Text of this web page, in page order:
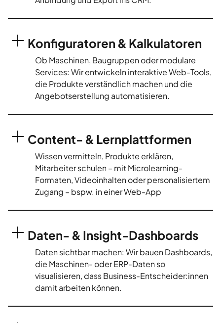
Konfiguratoren & Kalkulatoren
Ob Maschinen, Baugruppen oder modulare
Services: Wir entwickeln interaktive Web-Tools,
die Produkte verständlich machen und die
Angebotserstellung automatisieren.
Content- & Lernplattformen
Wissen vermitteln, Produkte erklären,
Mitarbeiter schulen – mit Microlearning-
Formaten, Videoinhalten oder personalisiertem
Zugang – bspw. in einer Web-App
Daten- & Insight-Dashboards
Daten sichtbar machen: Wir bauen Dashboards,
die Maschinen- oder ERP-Daten so
visualisieren, dass Business-Entscheider:innen
damit arbeiten können.